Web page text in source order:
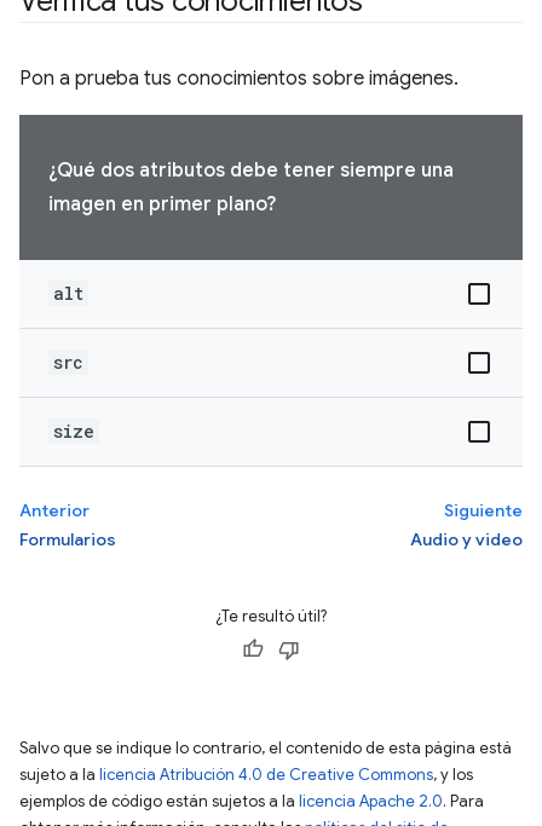
Pon a prueba tus conocimientos sobre imágenes.
¿Qué dos atributos debe tener siempre una
imagen en primer plano?
alt
src
size
Anterior
Formularios
Siguiente
Audio y video
¿Te resultó útil?
Salvo que se indique lo contrario, el contenido de esta página está
sujeto a la licencia Atribución 4.0 de Creative Commons, y los
ejemplos de código están sujetos a la licencia Apache 2.0. Para